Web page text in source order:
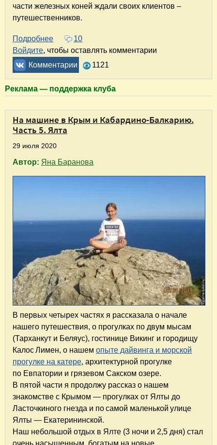
части железных коней ждали своих клиентов –
путешественников.
Подробнее о На машине в Крым и Кабардино-
10
Войдите, чтобы оставлять комментарии
Комментарии
1121
Реклама — поддержка клуба
На машине в Крым и Кабардино-Балкарию.
Часть 5. Ялта
29 июля 2020
Автор: Яна Баранова
В первых четырех частях я рассказала о начале
нашего путешествия, о прогулках по двум мысам
(Тарханкут и Беляус), гостинице Викинг и городищу
Калос Лимен, о нашем опыте дайвинга и морской
прогулке на катере, архитектурной прогулке
по Евпатории и грязевом Сакском озере.
В пятой части я продолжу рассказ о нашем
знакомстве с Крымом — прогулках от Ялты до
Ласточкиного гнезда и по самой маленькой улице
Ялты — Екатерининской.
Наш небольшой отдых в Ялте (3 ночи и 2,5 дня) стал
очень насыщенным, богатым на новые